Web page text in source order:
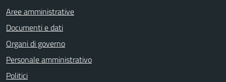
Aree amministrative
Documenti e dati
Organi di governo
Personale amministrativo
Politici